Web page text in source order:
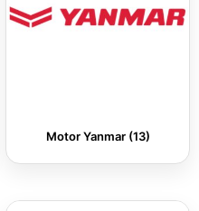
Motor Yanmar (13)